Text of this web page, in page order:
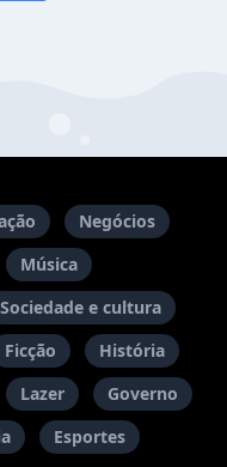
Negócios
Música
Sociedade e cultura
Ficção
História
Lazer
Governo
Esportes